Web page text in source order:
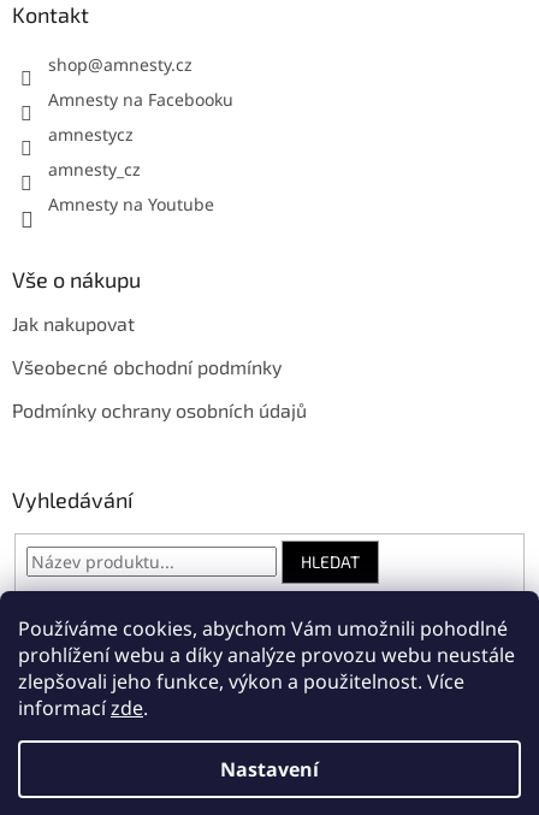
Používáme cookies, abychom Vám umožnili pohodlné
prohlížení webu a díky analýze provozu webu neustále
zlepšovali jeho funkce, výkon a použitelnost. Více
informacízde.
Nastavení
Kontakt
shop@amnesty.cz
Amnesty na Facebooku
amnestycz
amnesty_cz
Amnesty na Youtube
Vše o nákupu
Jak nakupovat
Všeobecné obchodní podmínky
Podmínky ochrany osobních údajů
Vyhledávání
HLEDAT
Amnesty International Česká republika
Vytvořil Shoptet